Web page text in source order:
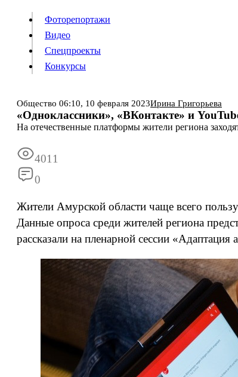
Видео
Конкурсы
Фоторепортажи
Видео
Спецпроекты
Конкурсы
Общество 06:10, 10 февраля 2023Ирина Григорьева
«Одноклассники», «ВКонтакте» и
На отечественные платформы жители региона
4011
0
Жители Амурской области чаще всего
Данные опроса среди жителей региона
рассказали на пленарной сессии